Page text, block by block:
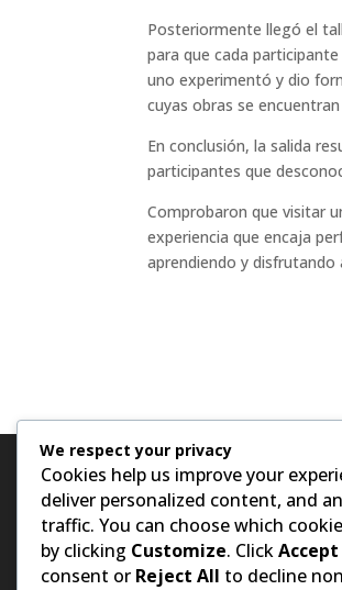
Posteriormente llegó el
para que cada
uno experimentó y dio
cuyas obras se
En conclusión, la salida
participantes que
Comprobaron que visitar
experiencia que encaja
aprendiendo y
We respect your privacy
Cookies help us improve your
deliver personalized content, and
traffic. You can choose which
by clicking Customize. Click
consent or Reject All to decline